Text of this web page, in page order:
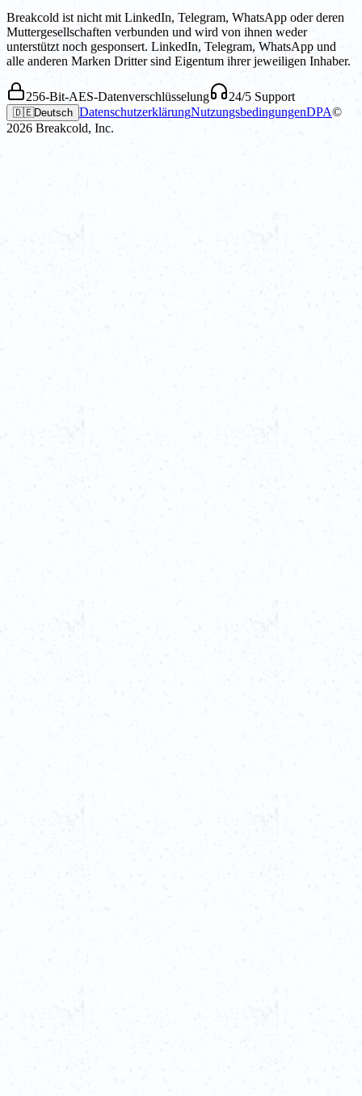
Breakcold ist nicht mit LinkedIn, Telegram, WhatsApp oder deren
Muttergesellschaften verbunden und wird von ihnen weder
unterstützt noch gesponsert. LinkedIn, Telegram, WhatsApp und
alle anderen Marken Dritter sind Eigentum ihrer jeweiligen Inhaber.
256-Bit-AES-Datenverschlüsselung 24/5 Support
🇩🇪Deutsch DatenschutzerklärungNutzungsbedingungenDPA©
2026 Breakcold, Inc.